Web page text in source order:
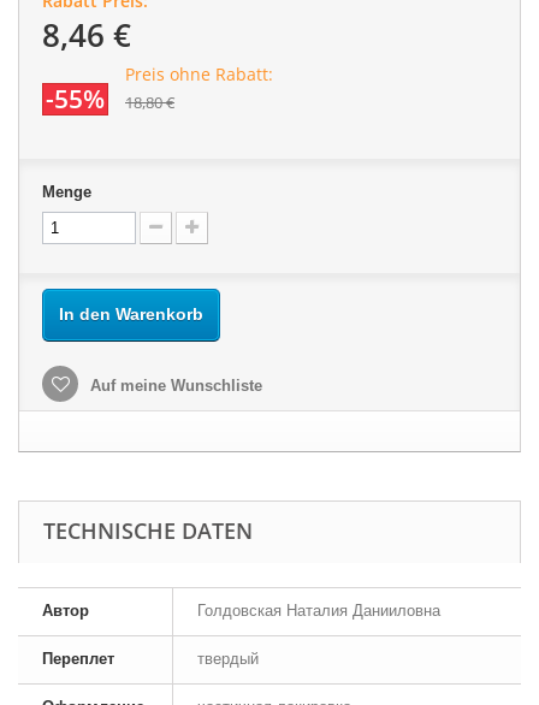
8,46 €
-55%
Preis ohne Rabatt:
18,80 €
Menge
In den Warenkorb
Auf meine Wunschliste
TECHNISCHE DATEN
Автор Голдовская Наталия Данииловна
Переплет твердый